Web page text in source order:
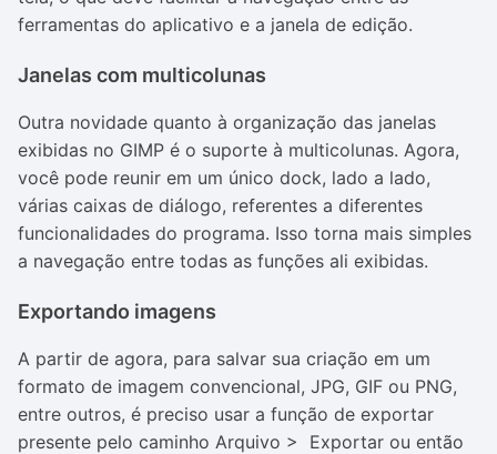
ferramentas do aplicativo e a janela de edição.
Janelas com multicolunas
Outra novidade quanto à organização das janelas
exibidas no GIMP é o suporte à multicolunas. Agora,
você pode reunir em um único dock, lado a lado,
várias caixas de diálogo, referentes a diferentes
funcionalidades do programa. Isso torna mais simples
a navegação entre todas as funções ali exibidas.
Exportando imagens
A partir de agora, para salvar sua criação em um
formato de imagem convencional, JPG, GIF ou PNG,
entre outros, é preciso usar a função de exportar
presente pelo caminho Arquivo > Exportar ou então